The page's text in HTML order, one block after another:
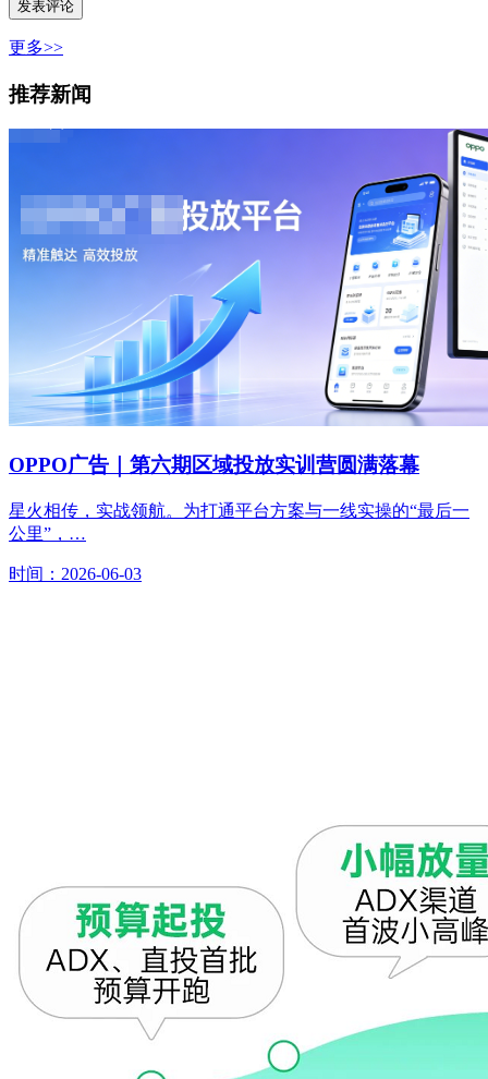
更多>>
推荐新闻
OPPO广告｜第六期区域投放实训营圆满落幕
星火相传，实战领航。为打通平台方案与一线实操的“最后一
公里”，…
时间：2026-06-03